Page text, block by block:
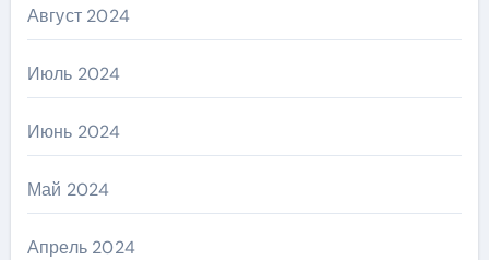
Август 2024
Июль 2024
Июнь 2024
Май 2024
Апрель 2024